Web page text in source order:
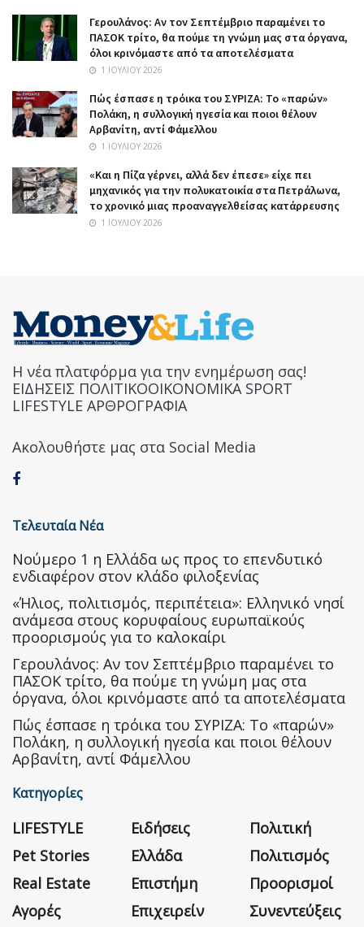
Γερουλάνος: Αν τον Σεπτέμβριο παραμένει το
ΠΑΣΟΚ τρίτο, θα πούμε τη γνώμη μας στα όργανα,
όλοι κρινόμαστε από τα αποτελέσματα
1 ΙΟΥΛΊΟΥ 2026
Πώς έσπασε η τρόικα του ΣΥΡΙΖΑ: Το «παρών»
Πολάκη, η συλλογική ηγεσία και ποιοι θέλουν
Αρβανίτη, αντί Φάμελλου
1 ΙΟΥΛΊΟΥ 2026
«Και η Πίζα γέρνει, αλλά δεν έπεσε» είχε πει
μηχανικός για την πολυκατοικία στα Πετράλωνα,
το χρονικό μιας προαναγγελθείσας κατάρρευσης
1 ΙΟΥΛΊΟΥ 2026
Η νέα πλατφόρμα για την ενημέρωση σας!
ΕΙΔΗΣΕΙΣ ΠΟΛΙΤΙΚΟΟΙΚΟΝΟΜΙΚΑ SPORT
LIFESTYLE ΑΡΘΡΟΓΡΑΦΙΑ
Ακολουθήστε μας στα Social Media
Τελευταία Νέα
Nούμερο 1 η Ελλάδα ως προς το επενδυτικό
ενδιαφέρον στον κλάδο φιλοξενίας
«Ήλιος, πολιτισμός, περιπέτεια»: Ελληνικό νησί
ανάμεσα στους κορυφαίους ευρωπαϊκούς
προορισμούς για το καλοκαίρι
Γερουλάνος: Αν τον Σεπτέμβριο παραμένει το
ΠΑΣΟΚ τρίτο, θα πούμε τη γνώμη μας στα
όργανα, όλοι κρινόμαστε από τα αποτελέσματα
Πώς έσπασε η τρόικα του ΣΥΡΙΖΑ: Το «παρών»
Πολάκη, η συλλογική ηγεσία και ποιοι θέλουν
Αρβανίτη, αντί Φάμελλου
Κατηγορίες
LIFESTYLE
Pet Stories
Real Estate
Αγορές
Ειδήσεις
Ελλάδα
Επιστήμη
Επιχειρείν
Πολιτική
Πολιτισμός
Προορισμοί
Συνεντεύξεις